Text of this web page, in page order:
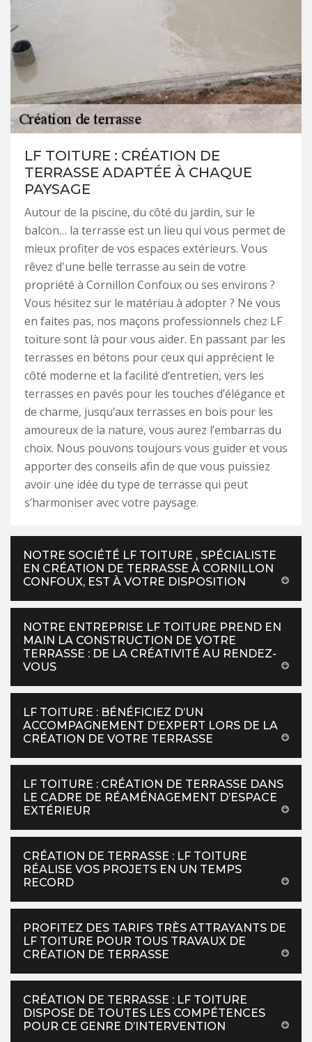
LF TOITURE : CRÉATION DE
TERRASSE ADAPTÉE À CHAQUE
PAYSAGE
Autour de la piscine, du côté du jardin, sur le
balcon… la terrasse est un lieu qui vous permet de
mieux profiter de vos espaces extérieurs. Vous
rêvez d'une belle terrasse au sein de votre
propriété à Cornillon Confoux ou ses environs ?
Vous hésitez sur le matériau à adopter ? Ne vous
en faites pas, nos maçons professionnels chez LF
toiture sont là pour vous aider. En passant par les
terrasses en bétons pour ceux qui apprécient le
côté moderne et la facilité d’entretien, vers les
terrasses en pavés pour les touches d’élégance et
de charme, jusqu’aux terrasses en bois pour les
amoureux de la nature, vous aurez l’embarras du
choix. Nous pouvons toujours vous guider et vous
apporter des conseils afin de que vous puissiez
avoir une idée du type de terrasse qui peut
s’harmoniser avec votre paysage.
NOTRE SOCIÉTÉ LF TOITURE , SPÉCIALISTE
EN CRÉATION DE TERRASSE À CORNILLON
CONFOUX, EST À VOTRE DISPOSITION
NOTRE ENTREPRISE LF TOITURE PREND EN
MAIN LA CONSTRUCTION DE VOTRE
TERRASSE : DE LA CRÉATIVITÉ AU RENDEZ-
VOUS
LF TOITURE : BÉNÉFICIEZ D’UN
ACCOMPAGNEMENT D’EXPERT LORS DE LA
CRÉATION DE VOTRE TERRASSE
LF TOITURE : CRÉATION DE TERRASSE DANS
LE CADRE DE RÉAMÉNAGEMENT D’ESPACE
EXTÉRIEUR
CRÉATION DE TERRASSE : LF TOITURE
RÉALISE VOS PROJETS EN UN TEMPS
RECORD
PROFITEZ DES TARIFS TRÈS ATTRAYANTS DE
LF TOITURE POUR TOUS TRAVAUX DE
CRÉATION DE TERRASSE
CRÉATION DE TERRASSE : LF TOITURE
DISPOSE DE TOUTES LES COMPÉTENCES
POUR CE GENRE D’INTERVENTION